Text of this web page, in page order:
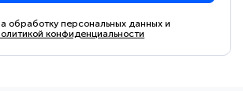
обработку персональных данных и
конфиденциальности